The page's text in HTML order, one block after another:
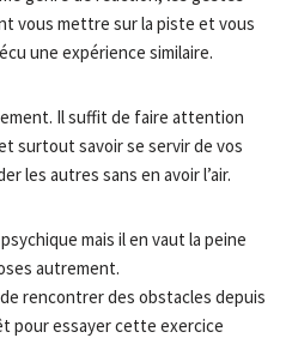
vous mettre sur la piste et vous
une expérience similaire.
Il suffit de faire attention
surtout savoir se servir de vos
les autres sans en avoir l’air.
mais il en vaut la peine
autrement.
rencontrer des obstacles depuis
pour essayer cette exercice